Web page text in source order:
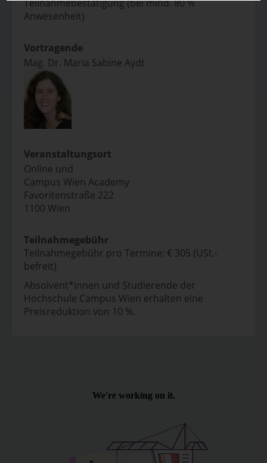
Teilnahmebestätigung (bei mind. 80 %
Anwesenheit)
Vortragende
Mag. Dr. Maria Sabine Aydt
Veranstaltungsort
Online und
Campus Wien Academy
Favoritenstraße 222
1100 Wien
Teilnahmegebühr
Teilnahmegebühr pro Termine: € 305 (USt.-
befreit)
Absolvent*innen und Studierende der
Hochschule Campus Wien erhalten eine
Preisreduktion von 10 %.